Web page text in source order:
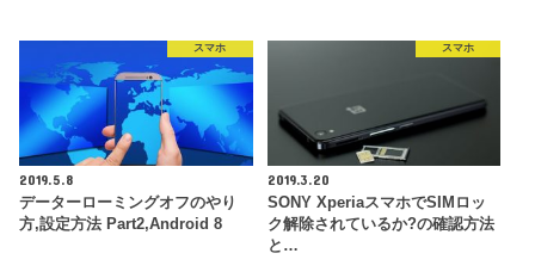
スマホ
2019.5.8
データーローミングオフのやり
方,設定方法 Part2,Android 8
スマホ
2019.3.20
SONY XperiaスマホでSIMロッ
ク解除されているか?の確認方法
と…